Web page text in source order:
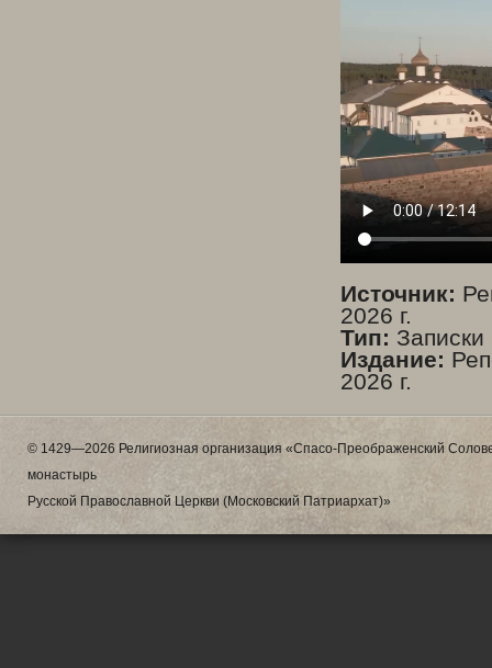
Источник:
2026 г.
Тип:
Издание:
2026 г.
© 1429—2026 Религиозная организация «Спасо-Преображенский
монастырь
Русской Православной Церкви (Московский Патриархат)»